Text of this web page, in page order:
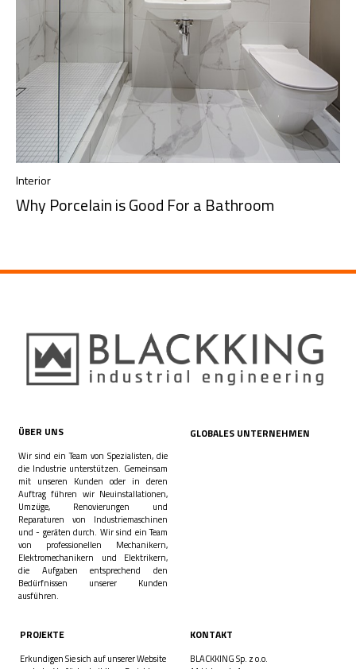
Interior
Why Porcelain is Good For a Bathroom
ÜBER UNS
Wir sind ein Team von Spezialisten, die
die Industrie unterstützen. Gemeinsam
mit unseren Kunden oder in deren
Auftrag führen wir Neuinstallationen,
Umzüge, Renovierungen und
Reparaturen von Industriemaschinen
und - geräten durch. Wir sind ein Team
von professionellen Mechanikern,
Elektromechanikern und Elektrikern,
die Aufgaben entsprechend den
Bedürfnissen unserer Kunden
ausführen.
GLOBALES UNTERNEHMEN
PROJEKTE
Erkundigen Sie sich auf unserer Website
KONTAKT
BLACKKING Sp. z o.o.